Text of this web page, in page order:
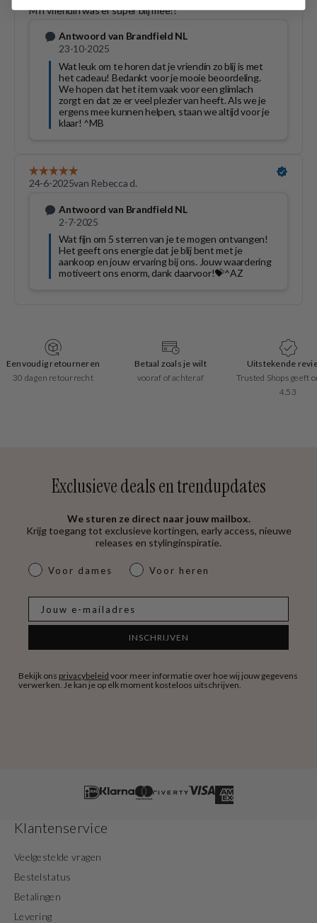
Eenvoudig retourneren
30 dagen retourrecht
Betaal zoals je wilt
vooraf of achteraf
Uitstekende
Trusted Shops geeft
4.53
Exclusieve deals en trendupdates
We sturen ze direct naar jouw mailbox.
Krijg toegang tot exclusieve kortingen, early access, nieuwe
releases en stylinginspiratie.
dames & heren
Voor dames Voor heren
INSCHRIJVEN
Bekijk ons privacybeleid voor meer informatie over hoe wij jouw gegevens
verwerken. Je kan je op elk moment kosteloos uitschrijven.
Klantenservice
Veelgestelde vragen
Bestelstatus
Betalingen
Levering